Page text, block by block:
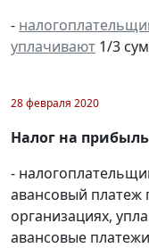
-
уплачивают 1/3
28 февраля 2020
Налог на
-
авансовый платеж
организациях,
авансовые